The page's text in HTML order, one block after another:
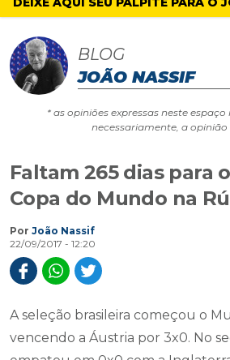
BLOG
JOÃO NASSIF
* as opiniões expressas neste
necessariamente, a
Faltam 265 dias para
Copa do Mundo na
Por João Nassif
22/09/2017 - 12:20
A seleção brasileira começou o
vencendo a Áustria por 3x0. No